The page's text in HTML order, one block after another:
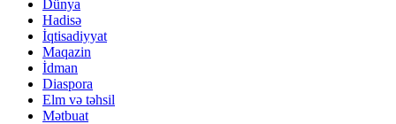
Dünya
Hadisə
İqtisadiyyat
Maqazin
İdman
Diaspora
Elm və təhsil
Mətbuat